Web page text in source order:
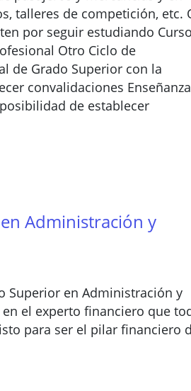
talleres de competición, etc.
por seguir estudiando
Otro Ciclo de
de Grado Superior con la
convalidaciones
de establecer
Administración y
Superior en Administración y
el experto financiero que
para ser el pilar financiero